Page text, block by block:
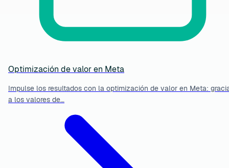
Optimización de valor en Meta
Impulse los resultados con la optimización de valor en Meta:
a los valores de…